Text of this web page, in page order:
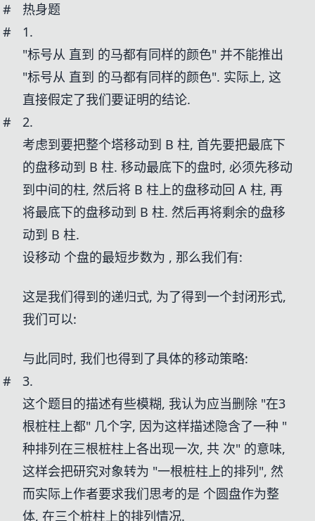
#
热身题
#
1.
"标号从 直到 的马都有同样的颜色" 并不能推出
"标号从 直到 的马都有同样的颜色". 实际上, 这
直接假定了我们要证明的结论.
#
2.
考虑到要把整个塔移动到 B 柱, 首先要把最底下
的盘移动到 B 柱. 移动最底下的盘时, 必须先移动
到中间的柱, 然后将 B 柱上的盘移动回 A 柱, 再
将最底下的盘移动到 B 柱. 然后再将剩余的盘移
动到 B 柱.
设移动 个盘的最短步数为 , 那么我们有:
这是我们得到的递归式, 为了得到一个封闭形式,
我们可以:
与此同时, 我们也得到了具体的移动策略:
#
3.
这个题目的描述有些模糊, 我认为应当删除 "在3
根桩柱上都" 几个字, 因为这样描述隐含了一种 "
种排列在三根桩柱上各出现一次, 共 次" 的意味,
这样会把研究对象转为 "一根桩柱上的排列", 然
而实际上作者要求我们思考的是 个圆盘作为整
体, 在三个桩柱上的排列情况.